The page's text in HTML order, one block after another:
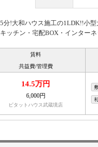
5分!大和ハウス施工の1LDK!!小
ッチン・宅配BOX・インター
賃料
共益費/管理費
14.5万円
6,000円
ピタットハウス武蔵境店